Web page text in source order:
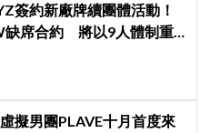
簽約新廠牌續團體活動！
缺席合約 將以9人體制重
擬男團PLAVE十月首度來